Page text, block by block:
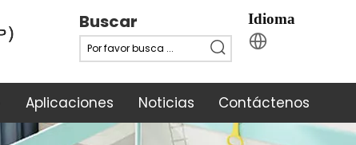
Buscar Idioma
Aplicaciones Noticias Contáctenos